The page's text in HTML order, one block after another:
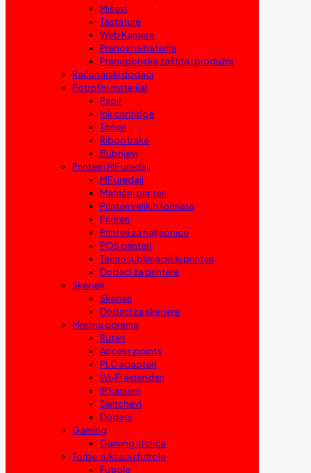
Miševi
Tastature
Web Kamere
Prenosne baterije
Prenaponska zaštita i produžni
Računarski dodaci
Potrošni materijal
Papir
Ink cartridge
Toneri
Ribon trake
Bubnjevi
Printeri i MF uređaji
MF uređaji
Matrični printeri
Printeri velikih formata
Printeri
Printeri za naljepnice
POS printeri
Termosublimacijski printeri
Dodaci za printere
Skeneri
Skeneri
Dodaci za skenere
Mrežna oprema
Ruteri
Access points
PLC adapteri
Wi-Fi extenderi
IP kamere
Switchevi
Dodaci
Gaming
Gaming stolice
Torbe, ruksaci i futrole
Futrole